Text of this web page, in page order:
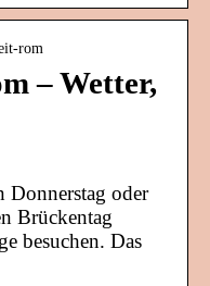
rom
– Wetter,
Donnerstag oder
Brückentag
besuchen. Das